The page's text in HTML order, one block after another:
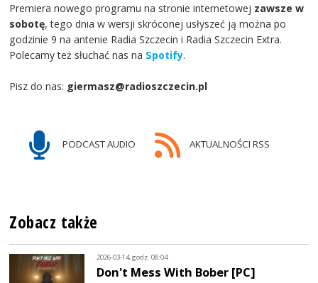
Premiera nowego programu na stronie internetowej zawsze w
sobotę, tego dnia w wersji skróconej usłyszeć ją można po
godzinie 9 na antenie Radia Szczecin i Radia Szczecin Extra.
Polecamy też słuchać nas na Spotify.
Pisz do nas: giermasz@radioszczecin.pl
PODCAST AUDIO AKTUALNOŚCI RSS
Zobacz także
2026-03-14, godz. 08:04
Don't Mess With Bober [PC]